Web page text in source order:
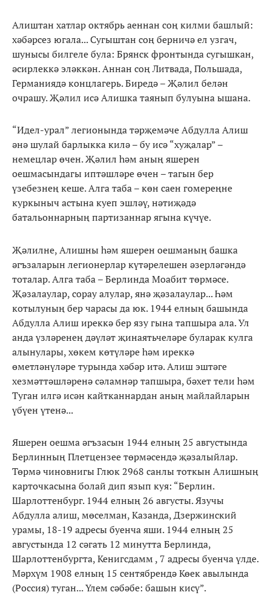
Алиштан хатлар октябрь аеннан соң килми башлый:
хәбәрсез югала... Сугыштан соң берничә ел узгач,
шунысы билгеле була: Брянск фронтында сугышкан,
әсирлеккә эләккән. Аннан соң Литвада, Польшада,
Германиядә концлагерь. Биредә – Җәлил белән
очрашу. Җәлил исә Алишка таянып булуына ышана.
“Идел-урал” легионында тәрҗемәче Абдулла Алиш
әнә шулай барлыкка килә – бу исә “хуҗалар” –
немецлар өчен. Җәлил һәм аның яшерен
оешмасындагы иптәшләре өчен – тагын бер
үзебезнең кеше. Алга таба – көн саен гомереңне
куркыныч астына куеп эшләү, нәтиҗәдә
батальоннарның партизаннар ягына күчүе.
Җәлилне, Алишны һәм яшерен оешманың башка
әгъзаларын легионерлар күтәрелешен әзерләгәндә
тоталар. Алга таба – Берлинда Моабит төрмәсе.
Җәзалаулар, сорау алулар, янә җәзалаулар... Һәм
котылуның бер чарасы да юк. 1944 елның башында
Абдулла Алиш иреккә бер язу гына тапшыра ала. Ул
анда үзләренең дәүләт җинаятьчеләре буларак кулга
алынулары, хөкем көтүләре һәм иреккә
өметләнүләре турында хәбәр итә. Алиш эштәге
хезмәттәшләренә сәламнәр тапшыра, бәхет тели һәм
Туган илгә исән кайтканнардан аның майлайларын
үбүен үтенә...
Яшерен оешма әгъзасын 1944 елның 25 августында
Берлинның Плетцензее төрмәсендә җәзалыйлар.
Төрмә чиновнигы Глюк 2968 санлы тоткын Алишның
карточкасына болай дип язып куя: “Берлин.
Шарлоттенбург. 1944 елның 26 августы. Язучы
Абдулла алиш, мөселман, Казанда, Дзержинский
урамы, 18-19 адресы буенча яши. 1944 елның 25
августында 12 сәгать 12 минутта Берлинда,
Шарлоттенбургта, Кенигсдамм , 7 адресы буенча үлде.
Мәрхүм 1908 елның 15 сентябрендә Көек авылында
(Россия) туган... Үлем сәбәбе: башын кисү”.